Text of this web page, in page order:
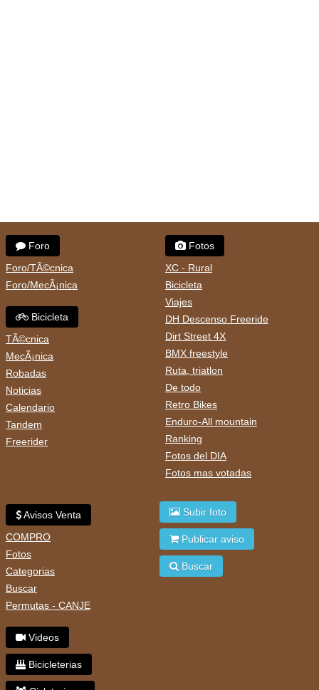
Foro
Foro/TÃ©cnica
Foro/MecÃ¡nica
Bicicleta
TÃ©cnica
MecÃ¡nica
Robadas
Noticias
Calendario
Tandem
Freerider
Fotos
XC - Rural
Bicicleta
Viajes
DH Descenso Freeride
Dirt Street 4X
BMX freestyle
Ruta, triatlon
De todo
Retro Bikes
Enduro-All mountain
Ranking
Fotos del DIA
Fotos mas votadas
Avisos Venta
COMPRO
Fotos
Categorias
Buscar
Permutas - CANJE
Videos
Bicicleterias
Subir foto
Publicar aviso
Buscar